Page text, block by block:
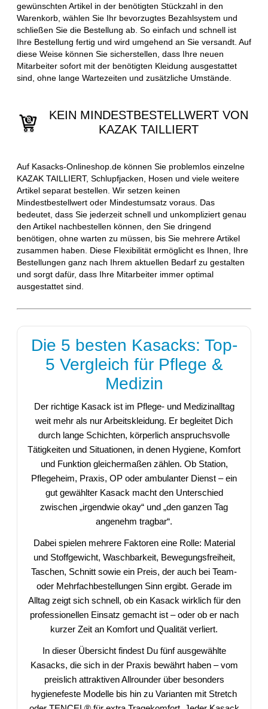
gewünschten Artikel in der benötigten Stückzahl in den
Warenkorb, wählen Sie Ihr bevorzugtes Bezahlsystem und
schließen Sie die Bestellung ab. So einfach und schnell ist
Ihre Bestellung fertig und wird umgehend an Sie versandt. Auf
diese Weise können Sie sicherstellen, dass Ihre neuen
Mitarbeiter sofort mit der benötigten Kleidung ausgestattet
sind, ohne lange Wartezeiten und zusätzliche Umstände.
KEIN MINDESTBESTELLWERT VON
KAZAK TAILLIERT
Auf Kasacks-Onlineshop.de können Sie problemlos einzelne
KAZAK TAILLIERT, Schlupfjacken, Hosen und viele weitere
Artikel separat bestellen. Wir setzen keinen
Mindestbestellwert oder Mindestumsatz voraus. Das
bedeutet, dass Sie jederzeit schnell und unkompliziert genau
den Artikel nachbestellen können, den Sie dringend
benötigen, ohne warten zu müssen, bis Sie mehrere Artikel
zusammen haben. Diese Flexibilität ermöglicht es Ihnen, Ihre
Bestellungen ganz nach Ihrem aktuellen Bedarf zu gestalten
und sorgt dafür, dass Ihre Mitarbeiter immer optimal
ausgestattet sind.
Die 5 besten Kasacks: Top-
5 Vergleich für Pflege &
Medizin
Der richtige Kasack ist im Pflege- und Medizinalltag
weit mehr als nur Arbeitskleidung. Er begleitet Dich
durch lange Schichten, körperlich anspruchsvolle
Tätigkeiten und Situationen, in denen Hygiene, Komfort
und Funktion gleichermaßen zählen. Ob Station,
Pflegeheim, Praxis, OP oder ambulanter Dienst – ein
gut gewählter Kasack macht den Unterschied
zwischen „irgendwie okay“ und „den ganzen Tag
angenehm tragbar“.
Dabei spielen mehrere Faktoren eine Rolle: Material
und Stoffgewicht, Waschbarkeit, Bewegungsfreiheit,
Taschen, Schnitt sowie ein Preis, der auch bei Team-
oder Mehrfachbestellungen Sinn ergibt. Gerade im
Alltag zeigt sich schnell, ob ein Kasack wirklich für den
professionellen Einsatz gemacht ist – oder ob er nach
kurzer Zeit an Komfort und Qualität verliert.
In dieser Übersicht findest Du fünf ausgewählte
Kasacks, die sich in der Praxis bewährt haben – vom
preislich attraktiven Allrounder über besonders
hygienefeste Modelle bis hin zu Varianten mit Stretch